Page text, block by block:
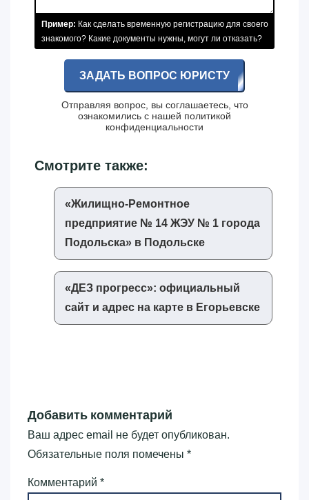
Пример: Как сделать временную регистрацию для своего
знакомого? Какие документы нужны, могут ли отказать?
ЗАДАТЬ ВОПРОС ЮРИСТУ
Отправляя вопрос, вы соглашаетесь, что
ознакомились с нашей политикой
конфиденциальности
Смотрите также:
«‎Жилищно-Ремонтное
предприятие № 14 ЖЭУ № 1 города
Подольска»‎ в Подольске
«‎ДЕЗ прогресс»‎: официальный
сайт и адрес на карте в Егорьевске
Добавить комментарий
Ваш адрес email не будет опубликован.
Обязательные поля помечены *
Комментарий *